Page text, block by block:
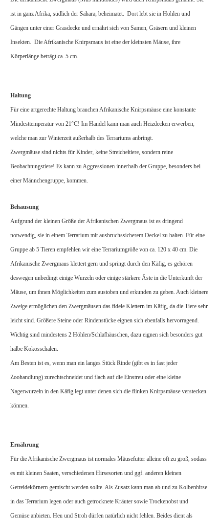
ist in ganz Afrika, südlich der Sahara, beheimatet. Dort lebt sie in Höhlen und
Gängen unter einer Grasdecke und ernährt sich von Samen, Gräsern und kleinen
Insekten. Die Afrikanische Knirpsmaus ist eine der kleinsten Mäuse, ihre
Körperlänge beträgt ca. 5 cm.
Haltung
Für eine artgerechte Haltung brauchen Afrikanische Knirpsmäuse eine konstante
Mindesttemperatur von 21°C! Im Handel kann man auch Heizdecken erwerben,
welche man zur Winterzeit außerhalb des Terrariums anbringt.
Zwergmäuse sind nichts für Kinder, keine Streicheltiere, sondern reine
Beobachtungstiere! Es kann zu Aggressionen innerhalb der Gruppe, besonders bei
einer Männchengruppe, kommen.
Behausung
Aufgrund der kleinen Größe der Afrikanischen Zwergmaus ist es dringend
notwendig, sie in einem Terrarium mit ausbruchssicherem Deckel zu halten. Für eine
Gruppe ab 5 Tieren empfehlen wir eine Terrariumgröße von ca. 120 x 40 cm. Die
Afrikanische Zwergmaus klettert gern und springt durch den Käfig, es gehören
deswegen unbedingt einige Wurzeln oder einige stärkere Äste in die Unterkunft der
Mäuse, um ihnen Möglichkeiten zum austoben und erkunden zu geben. Auch kleinere
Zweige ermöglichen den Zwergmäusen das fidele Klettern im Käfig, da die Tiere sehr
leicht sind. Größere Steine oder Rindenstücke eignen sich ebenfalls hervorragend.
Wichtig sind mindestens 2 Höhlen/Schlafhäuschen, dazu eignen sich besonders gut
halbe Kokosschalen.
Am Besten ist es, wenn man ein langes Stück Rinde (gibt es in fast jeder
Zoohandlung) zurechtschneidet und flach auf die Einstreu oder eine kleine
Nagerwurzeln in den Käfig legt unter denen sich die flinken Knirpsmäuse verstecken
können.
Ernährung
Für die Afrikanische Zwergmaus ist normales Mäusefutter alleine oft zu groß, sodass
es mit kleinen Saaten, verschiedenen Hirsesorten und ggf. anderen kleinen
Getreidekörnern gemischt werden sollte. Als Zusatz kann man ab und zu Kolbenhirse
in das Terrarium legen oder auch getrocknete Kräuter sowie Trockenobst und
Gemüse anbieten. Heu und Stroh dürfen natürlich nicht fehlen. Beides dient als